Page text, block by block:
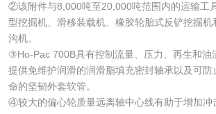
②该附件与8,000吨至20,000吨范围内的运输工
型挖掘机、滑移装载机、橡胶轮胎式反铲挖掘机
沟机。
③Ho-Pac 700B具有控制流量、压力、再生和油
提供免维护润滑的润滑脂填充密封轴承以及可
命的坚韧外套软管。
④较大的偏心轮质量远离轴中心线有助于增加冲